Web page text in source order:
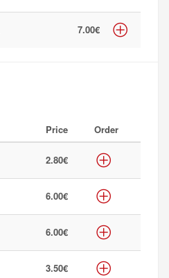
7.00€
Price Order
2.80€
6.00€
6.00€
3.50€